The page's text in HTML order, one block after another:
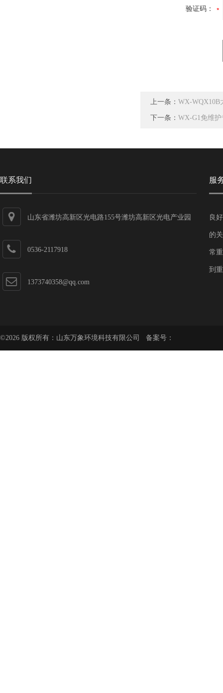
验证码：
上一条： WX-WQX10B
下一条： WX-G1免维
联系我们
山东省潍坊高新区光电路155号潍坊高新区光电产业园
0536-2117918
1373740358@qq.com
服
良
的
常
到
©2026 版权所有：山东万象环境科技有限公司 备案号：